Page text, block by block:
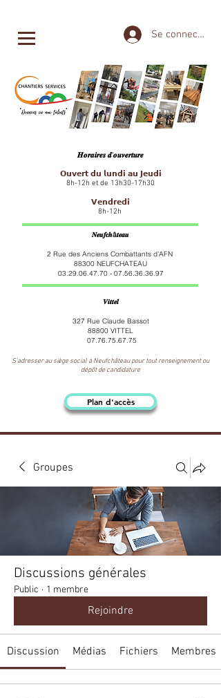
Se connecter
𝑯𝒐𝒓𝒂𝒊𝒓𝒆𝒔 𝒅'𝒐𝒖𝒗𝒆𝒓𝒕𝒖𝒓𝒆
𝗢𝘂𝘃𝗲𝗿𝘁 𝗱𝘂 𝗹𝘂𝗻𝗱𝗶 𝗮𝘂 𝗝𝗲𝘂𝗱𝗶
8h-12h et de 13h30-17h30
𝗩𝗲𝗻𝗱𝗿𝗲𝗱𝗶
8h-12h
𝑵𝒆𝒖𝒇𝒄𝒉â𝒕𝒆𝒂𝒖
2 Rue des Anciens Combattants d'AFN
88300 NEUFCHATEAU
03.29.06.47.70 - 07.56.36.36.97
𝑽𝒊𝒕𝒕𝒆𝒍
327 Rue Claude Bassot
88800 VITTEL
07.76.75.67.75
S'adresser au siège social à Neufchâteau pour tout renseignement ou
dépôt de candidature
Plan d'accès
Groupes
Discussions générales
Public · 1 membre
Rejoindre
Discussion Médias Fichiers Membres